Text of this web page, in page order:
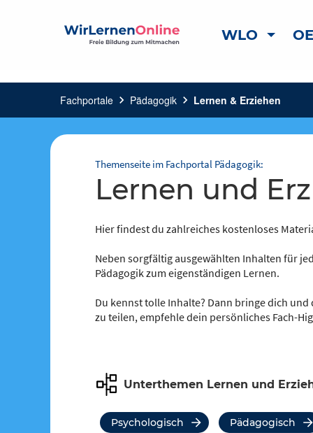
WLO
Fachportale chevron_right Pädagogik chevron_right Lernen & Erziehen
Themenseite im Fachportal Pädagogik:
Lernen und
Hier findest du zahlreiches kostenloses
Neben sorgfältig ausgewählten Inhalten für
Pädagogik zum eigenständigen Lernen.
Du kennst tolle Inhalte? Dann bringe dich
zu teilen, empfehle dein persönliches Fach-
Unterthemen Lernen und
psychologisch pädagogisch